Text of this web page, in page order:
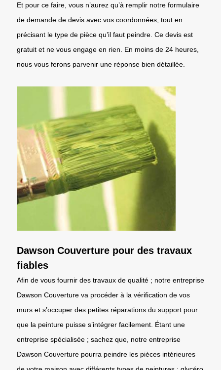
Et pour ce faire, vous n’aurez qu’à remplir notre formulaire
de demande de devis avec vos coordonnées, tout en
précisant le type de pièce qu’il faut peindre. Ce devis est
gratuit et ne vous engage en rien. En moins de 24 heures,
nous vous ferons parvenir une réponse bien détaillée.
Dawson Couverture pour des travaux
fiables
Afin de vous fournir des travaux de qualité ; notre entreprise
Dawson Couverture va procéder à la vérification de vos
murs et s’occuper des petites réparations du support pour
que la peinture puisse s’intégrer facilement. Étant une
entreprise spécialisée ; sachez que, notre entreprise
Dawson Couverture pourra peindre les pièces intérieures